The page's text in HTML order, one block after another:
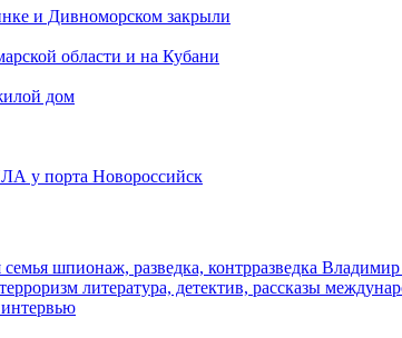
и Дивноморском закрыли
области и на Кубани
дом
у порта Новороссийск
семья шпионаж, разведка, контрразведка
терроризм литература, детектив, рассказы
интервью